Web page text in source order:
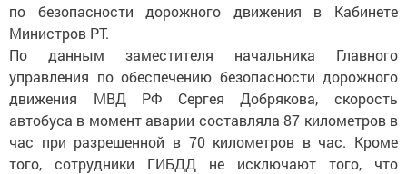
по безопасности дорожного движения в Кабинете
Министров РТ.
По данным заместителя начальника Главного
управления по обеспечению безопасности дорожного
движения МВД РФ Сергея Добрякова, скорость
автобуса в момент аварии составляла 87 километров в
час при разрешенной в 70 километров в час. Кроме
того, сотрудники ГИБДД не исключают того, что